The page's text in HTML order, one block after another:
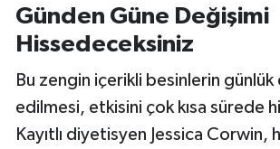
Günden Güne Değişimi
Hissedeceksiniz
Bu zengin içerikli besinlerin günlük
edilmesi, etkisini çok kısa sürede
Kayıtlı diyetisyen Jessica Corwin,